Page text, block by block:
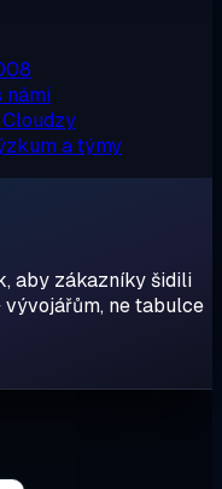
námi
a týmy
aby zákazníky šidili
vývojářům, ne tabulce